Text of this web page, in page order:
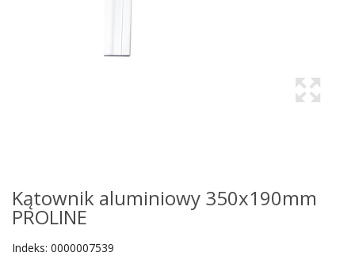
Kątownik aluminiowy 350x190mm
PROLINE
Indeks: 0000007539